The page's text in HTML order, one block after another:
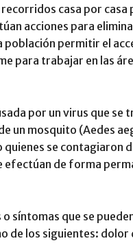
casa por casa
acciones para
permitir el
para trabajar en las
por un virus que se
un mosquito (Aedes
quienes se contagiaron
efectúan de forma
síntomas que se
de los siguientes: dolor